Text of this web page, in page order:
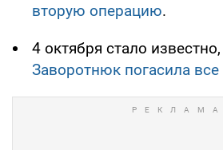
вторую операцию.
4 октября стало известно,
Заворотнюк погасила все